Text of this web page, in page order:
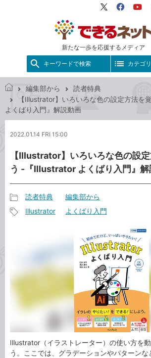
新たな一歩を応援するメディア
X（旧
キーワードで検索 カテゴ
き
ッ
編集部から
読者特典
【Illustrator】いろいろな色の設定方法を
よくばり入門』解説動画
2022.01.14 FRI 15:00
【Illustrator】いろいろな色の設
う -『Illustrator よくばり入門』解
事
読者特典 編集部から
Illustrator よくばり入門
Illustrator（イラストレーター）の使い方を
う。ここでは、グラデーションやパターンな